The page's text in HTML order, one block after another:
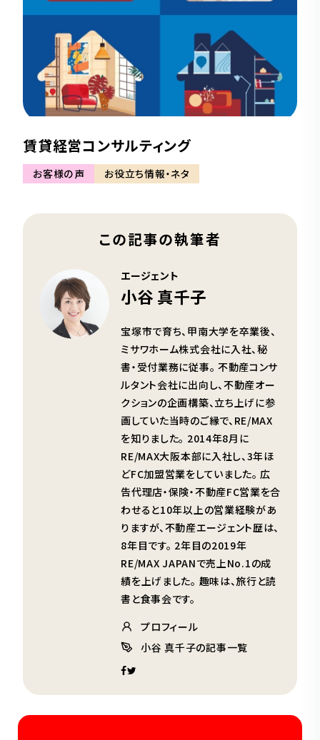
賃貸経営コンサルティング
お客様の声 お役立ち情報・ネタ
この記事の執筆者
エージェント
小谷 真千子
宝塚市で育ち、甲南大学を卒業後、
ミサワホーム株式会社に入社、秘
書・受付業務に従事。 不動産コンサ
ルタント会社に出向し、不動産オー
クションの企画構築、立ち上げに参
画していた当時のご縁で、RE/MAX
を知りました。 2014年8月に
RE/MAX大阪本部に入社し、3年ほ
どFC加盟営業をしていました。 広
告代理店・保険・不動産FC営業を合
わせると10年以上の営業経験があ
りますが、不動産エージェント歴は、
8年目です。 2年目の2019年
RE/MAX JAPANで売上No.1の成
績を上げました。 趣味は、旅行と読
書と食事会です。
プロフィール
小谷 真千子の記事一覧